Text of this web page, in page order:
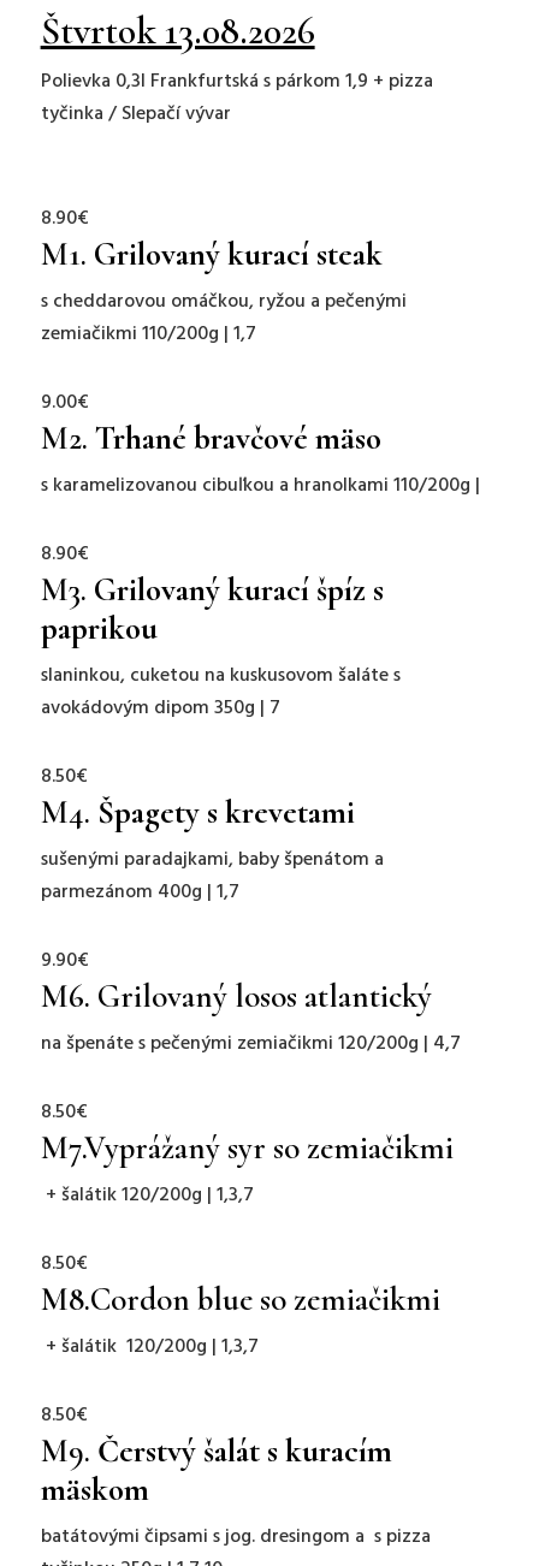
Štvrtok 13.08.2026
Polievka 0,3l Frankfurtská s párkom 1,9 + pizza
tyčinka / Slepačí vývar
8.90€
M1. Grilovaný kurací steak
s cheddarovou omáčkou, ryžou a pečenými
zemiačikmi 110/200g | 1,7
9.00€
M2. Trhané bravčové mäso
s karamelizovanou cibuľkou a hranolkami 110/200g |
8.90€
M3. Grilovaný kurací špíz s
paprikou
slaninkou, cuketou na kuskusovom šaláte s
avokádovým dipom 350g | 7
8.50€
M4. Špagety s krevetami
sušenými paradajkami, baby špenátom a
parmezánom 400g | 1,7
9.90€
M6. Grilovaný losos atlantický
na špenáte s pečenými zemiačikmi 120/200g | 4,7
8.50€
M7.Vyprážaný syr so zemiačikmi
+ šalátik 120/200g | 1,3,7
8.50€
M8.Cordon blue so zemiačikmi
+ šalátik 120/200g | 1,3,7
8.50€
M9. Čerstvý šalát s kuracím
mäskom
batátovými čipsami s jog. dresingom a s pizza